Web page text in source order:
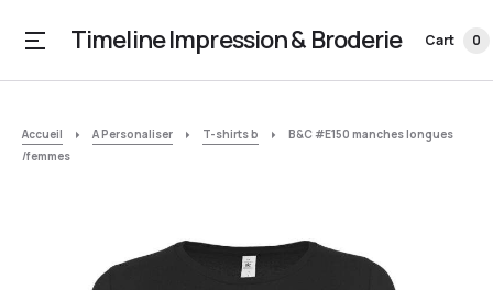
Timeline Impression & Broderie Cart 0
Accueil A Personaliser T-shirts b
B&C #E150 manches longues
/femmes